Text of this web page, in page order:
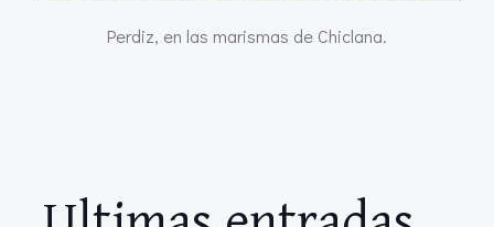
Perdiz, en las marismas de Chiclana.